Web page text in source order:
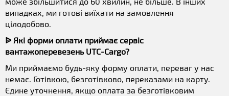
випадках, ми готові виїхати на замовлення
цілодобово.
ᐉ Які форми оплати приймає сервіс
вантажоперевезень UTC-Cargo?
Ми приймаємо будь-яку форму оплати, переваг у нас
немає. Готівкою, безготівково, переказами на карту.
Єдине уточнення, якщо оплата за безготівковим